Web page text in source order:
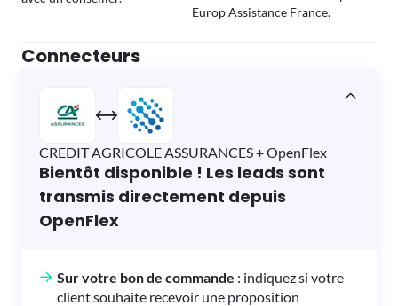
Europ Assistance France.
Connecteurs
CREDIT AGRICOLE ASSURANCES + OpenFlex
Bientôt disponible ! Les leads sont
transmis directement depuis
OpenFlex
Sur votre bon de commande : indiquez si votre
client souhaite recevoir une proposition